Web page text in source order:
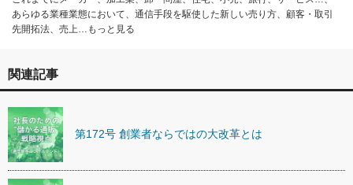
あらゆる業種業態において、通信手段を駆使した新しい売り方、顧客・取引
先開拓法、売上…もっと見る
関連記事
第172号 創業者ならではの大改革とは